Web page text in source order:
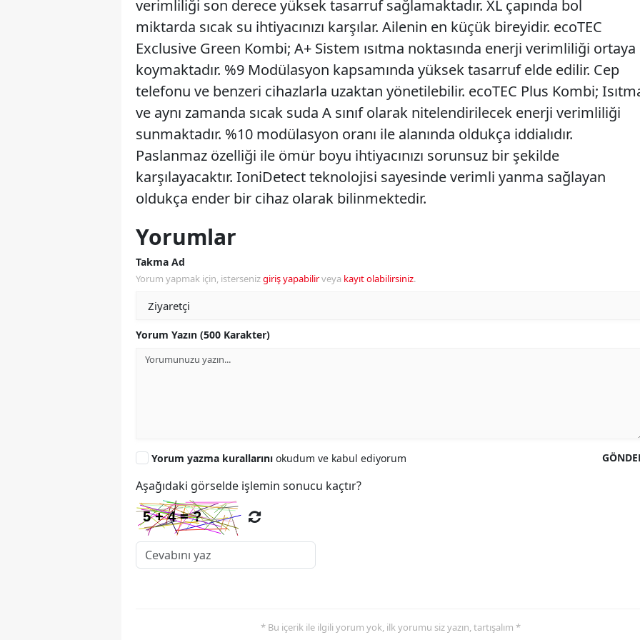
verimliliği son derece yüksek tasarruf sağlamaktadır. XL çapında bol
miktarda sıcak su ihtiyacınızı karşılar. Ailenin en küçük bireyidir. ecoTEC
Exclusive Green Kombi; A+ Sistem ısıtma noktasında enerji verimliliği ortaya
koymaktadır. %9 Modülasyon kapsamında yüksek tasarruf elde edilir. Cep
telefonu ve benzeri cihazlarla uzaktan yönetilebilir. ecoTEC Plus Kombi;
ve aynı zamanda sıcak suda A sınıf olarak nitelendirilecek enerji verimliliği
sunmaktadır. %10 modülasyon oranı ile alanında oldukça iddialıdır.
Paslanmaz özelliği ile ömür boyu ihtiyacınızı sorunsuz bir şekilde
karşılayacaktır. IoniDetect teknolojisi sayesinde verimli yanma sağlayan
oldukça ender bir cihaz olarak bilinmektedir.
Yorumlar
Takma Ad
Yorum yapmak için, istersenizgiriş yapabilirveya kayıt olabilirsiniz.
Yorum Yazın (500 Karakter)
Yorum yazma kurallarını okudum ve kabul ediyorum
Aşağıdaki görselde işlemin sonucu kaçtır?
* Bu içerik ile ilgili yorum yok, ilk yorumu siz yazın, tartışalım *